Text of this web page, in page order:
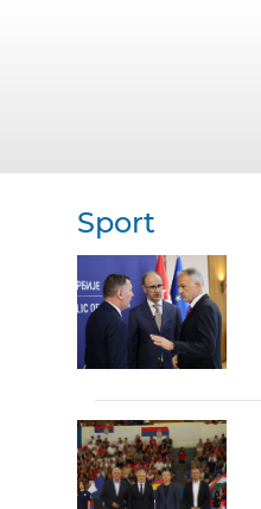
Sport